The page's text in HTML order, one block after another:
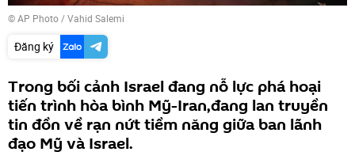
© AP Photo / Vahid Salemi
Đăng ký
Trong bối cảnh Israel đang nỗ lực phá hoại
tiến trình hòa bình Mỹ-Iran,đang lan truyền
tin đồn về rạn nứt tiềm năng giữa ban lãnh
đạo Mỹ và Israel.